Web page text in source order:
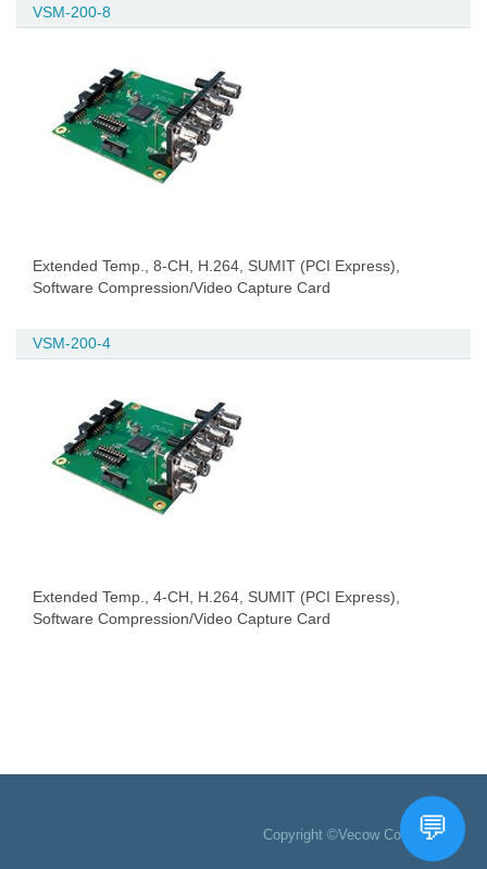
VSM-200-8
Extended Temp., 8-CH, H.264, SUMIT (PCI Express),
Software Compression/Video Capture Card
VSM-200-4
Extended Temp., 4-CH, H.264, SUMIT (PCI Express),
Software Compression/Video Capture Card
Copyright ©Vecow Co., Ltd.